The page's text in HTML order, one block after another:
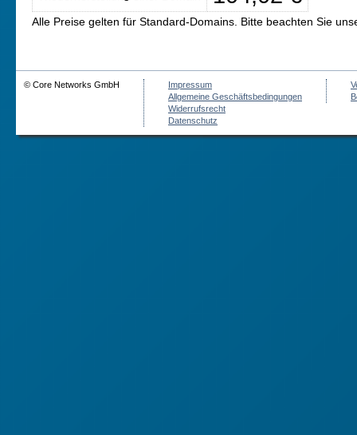
Alle Preise gelten für Standard-Domains. Bitte beachten Sie
© Core Networks GmbH
Impressum
Allgemeine Geschäftsbedingungen
Widerrufsrecht
Datenschutz